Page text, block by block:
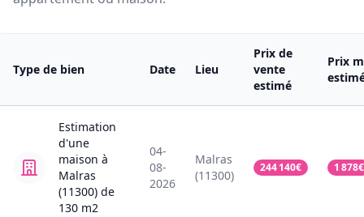
Type de bien Date Lieu
Prix de
vente
estimé
Prix
Estimation
d'une
maison à
Malras
(11300) de
130 m2
04-
08-
2026
Malras
(11300)
244 140€ 1 878€